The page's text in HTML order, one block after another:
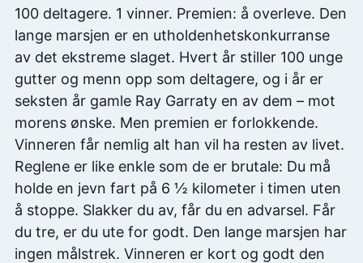
100 deltagere. 1 vinner. Premien: å overleve. Den
lange marsjen er en utholdenhetskonkurranse
av det ekstreme slaget. Hvert år stiller 100 unge
gutter og menn opp som deltagere, og i år er
seksten år gamle Ray Garraty en av dem – mot
morens ønske. Men premien er forlokkende.
Vinneren får nemlig alt han vil ha resten av livet.
Reglene er like enkle som de er brutale: Du må
holde en jevn fart på 6 ½ kilometer i timen uten
å stoppe. Slakker du av, får du en advarsel. Får
du tre, er du ute for godt. Den lange marsjen har
ingen målstrek. Vinneren er kort og godt den